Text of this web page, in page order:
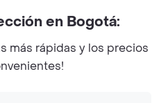
Twitter
Instagram
All rights reserved.
en Bogotá:
más rápidas y los precios